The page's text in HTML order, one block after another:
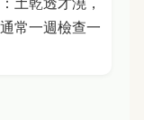
常一週檢查一